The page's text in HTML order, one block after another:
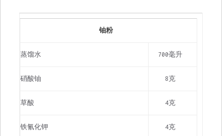
铀粉
蒸馏水 700毫升
硝酸铀 8克
草酸 4克
铁氰化钾 4克